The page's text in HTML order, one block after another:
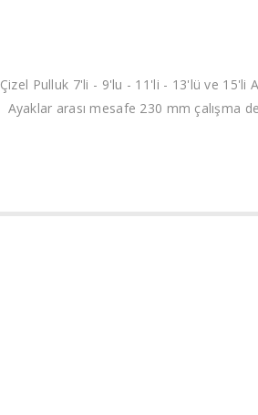
Çizel Pulluk 7'li - 9'lu - 11'li - 13'lü ve 15'li
Ayaklar arası mesafe 230 mm çalışma